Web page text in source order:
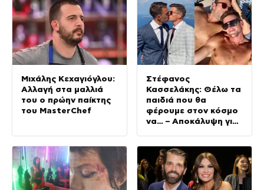
Μιχάλης Κεχαγιόγλου:
Αλλαγή στα μαλλιά
του ο πρώην παίκτης
του MasterChef
Στέφανος
Κασσελάκης: Θέλω τα
παιδιά που θα
φέρουμε στον κόσμο
να… – Αποκάλυψη για